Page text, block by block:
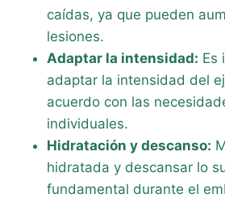
caídas, ya que pueden
lesiones.
Adaptar la intensidad: Es
adaptar la intensidad del
acuerdo con las
individuales.
Hidratación y descanso:
hidratada y descansar lo
fundamental durante el